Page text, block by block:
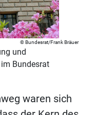
Bundesrat/Frank Bräuer
und
Bundesrat
waren sich